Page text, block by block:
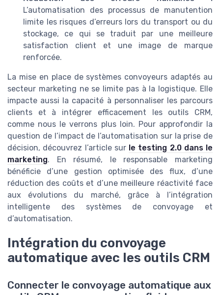
L’automatisation des processus de manutention
limite les risques d’erreurs lors du transport ou du
stockage, ce qui se traduit par une meilleure
satisfaction client et une image de marque
renforcée.
La mise en place de systèmes convoyeurs adaptés au
secteur marketing ne se limite pas à la logistique. Elle
impacte aussi la capacité à personnaliser les parcours
clients et à intégrer efficacement les outils CRM,
comme nous le verrons plus loin. Pour approfondir la
question de l’impact de l’automatisation sur la prise de
décision, découvrez l’article sur le testing 2.0 dans le
marketing. En résumé, le responsable marketing
bénéficie d’une gestion optimisée des flux, d’une
réduction des coûts et d’une meilleure réactivité face
aux évolutions du marché, grâce à l’intégration
intelligente des systèmes de convoyage et
d’automatisation.
Intégration du convoyage
automatique avec les outils CRM
Connecter le convoyage automatique aux